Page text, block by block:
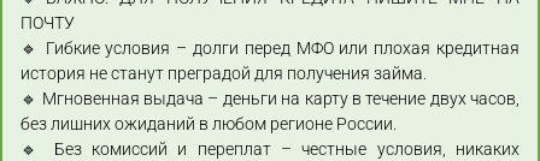
ПОЧТУ
🔹 Гибкие условия – долги перед МФО или плохая кредитная
история не станут преградой для получения займа.
🔹 Мгновенная выдача – деньги на карту в течение двух часов,
без лишних ожиданий в любом регионе России.
🔹 Без комиссий и переплат – честные условия, никаких